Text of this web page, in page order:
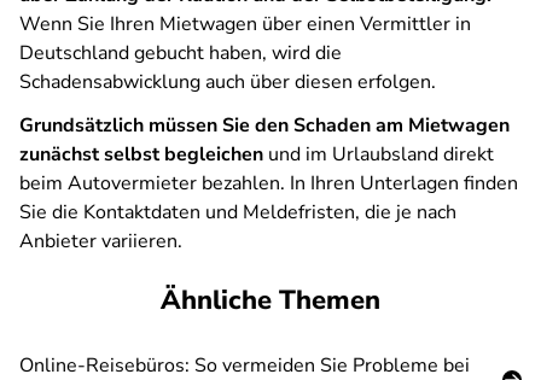
Wenn Sie Ihren Mietwagen über einen Vermittler in
Deutschland gebucht haben, wird die
Schadensabwicklung auch über diesen erfolgen.
Grundsätzlich müssen Sie den Schaden am Mietwagen
zunächst selbst begleichen und im Urlaubsland direkt
beim Autovermieter bezahlen. In Ihren Unterlagen finden
Sie die Kontaktdaten und Meldefristen, die je nach
Anbieter variieren.
Ähnliche Themen
Online-Reisebüros: So vermeiden Sie Probleme bei